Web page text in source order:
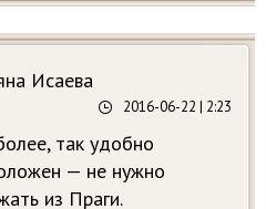
Исаева
2016-06-22 | 2:23
так удобно
— не нужно
из Праги.